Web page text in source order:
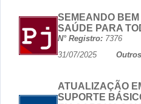
SEMEANDO
SAÚDE PARA
N° Registro: 7376
31/07/2025
ATUALIZAÇÃO
SUPORTE